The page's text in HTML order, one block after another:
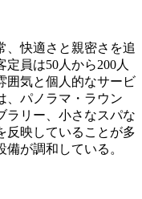
、快適さと親密さを追
員は50人から200人
囲気と個人的なサービ
、パノラマ・ラウン
ラリー、小さなスパな
反映していることが多
が調和している。